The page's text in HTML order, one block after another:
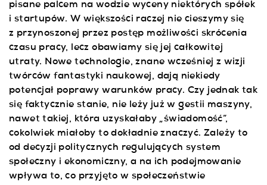
pisane palcem na wodzie wyceny niektórych spółek
i startupów. W większości raczej nie cieszymy się
z przynoszonej przez postęp możliwości skrócenia
czasu pracy, lecz obawiamy się jej całkowitej
utraty. Nowe technologie, znane wcześniej z wizji
twórców fantastyki naukowej, dają niekiedy
potencjał poprawy warunków pracy. Czy jednak tak
się faktycznie stanie, nie leży już w gestii maszyny,
nawet takiej, która uzyskałaby „świadomość”,
cokolwiek miałoby to dokładnie znaczyć. Zależy to
od decyzji politycznych regulujących system
społeczny i ekonomiczny, a na ich podejmowanie
wpływa to, co przyjęto w społeczeństwie